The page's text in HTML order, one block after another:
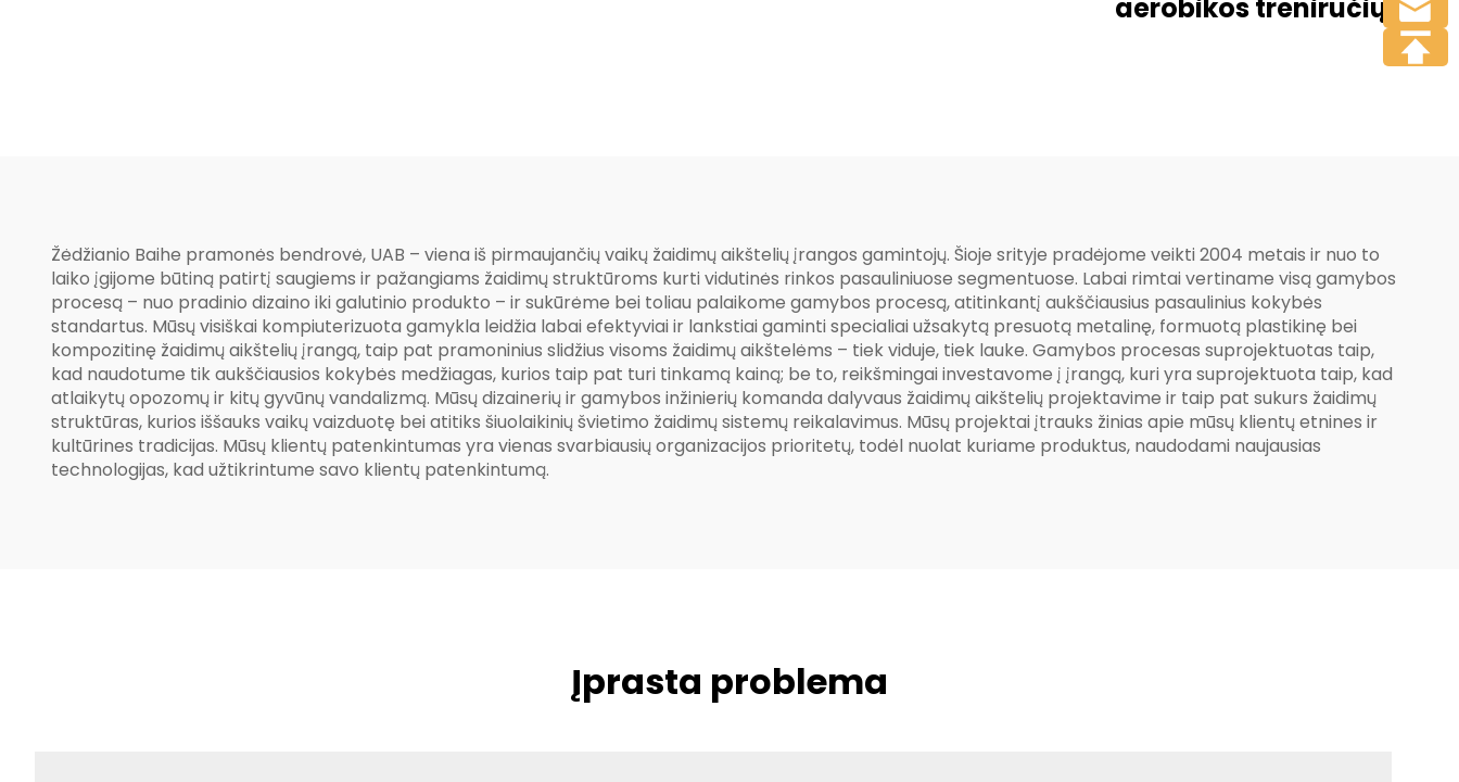
aerobikos treniručių
Žėdžianio Baihe pramonės bendrovė, UAB – viena iš pirmaujančių vaikų žaidimų aikštelių įrangos gamintojų. Šioje srityje pradėjome veikti 2004 metais ir nuo to
laiko įgijome būtiną patirtį saugiems ir pažangiams žaidimų struktūroms kurti vidutinės rinkos pasauliniuose segmentuose. Labai rimtai vertiname visą gamybos
procesą – nuo pradinio dizaino iki galutinio produkto – ir sukūrėme bei toliau palaikome gamybos procesą, atitinkantį aukščiausius pasaulinius kokybės
standartus. Mūsų visiškai kompiuterizuota gamykla leidžia labai efektyviai ir lankstiai gaminti specialiai užsakytą presuotą metalinę, formuotą plastikinę bei
kompozitinę žaidimų aikštelių įrangą, taip pat pramoninius slidžius visoms žaidimų aikštelėms – tiek viduje, tiek lauke. Gamybos procesas suprojektuotas taip,
kad naudotume tik aukščiausios kokybės medžiagas, kurios taip pat turi tinkamą kainą; be to, reikšmingai investavome į įrangą, kuri yra suprojektuota taip, kad
atlaikytų opozomų ir kitų gyvūnų vandalizmą. Mūsų dizainerių ir gamybos inžinierių komanda dalyvaus žaidimų aikštelių projektavime ir taip pat sukurs žaidimų
struktūras, kurios iššauks vaikų vaizduotę bei atitiks šiuolaikinių švietimo žaidimų sistemų reikalavimus. Mūsų projektai įtrauks žinias apie mūsų klientų etnines ir
kultūrines tradicijas. Mūsų klientų patenkintumas yra vienas svarbiausių organizacijos prioritetų, todėl nuolat kuriame produktus, naudodami naujausias
technologijas, kad užtikrintume savo klientų patenkintumą.
Įprasta problema